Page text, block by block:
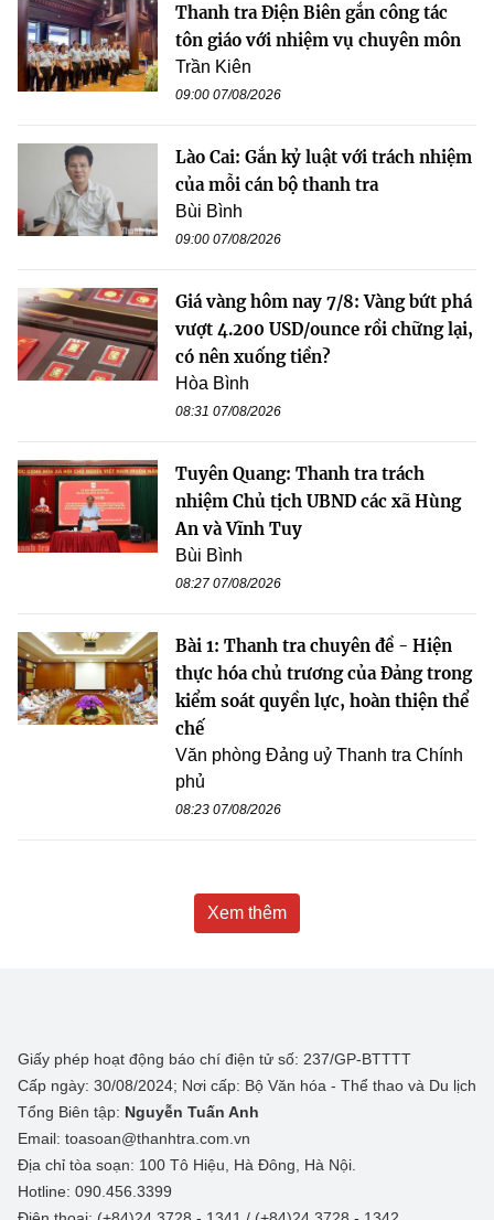
Thanh tra Điện Biên gắn công tác
tôn giáo với nhiệm vụ chuyên môn
Trần Kiên
09:00 07/08/2026
Lào Cai: Gắn kỷ luật với trách nhiệm
của mỗi cán bộ thanh tra
Bùi Bình
09:00 07/08/2026
Giá vàng hôm nay 7/8: Vàng bứt phá
vượt 4.200 USD/ounce rồi chững lại,
có nên xuống tiền?
Hòa Bình
08:31 07/08/2026
Tuyên Quang: Thanh tra trách
nhiệm Chủ tịch UBND các xã Hùng
An và Vĩnh Tuy
Bùi Bình
08:27 07/08/2026
Bài 1: Thanh tra chuyên đề - Hiện
thực hóa chủ trương của Đảng trong
kiểm soát quyền lực, hoàn thiện thể
chế
Văn phòng Đảng uỷ Thanh tra Chính
phủ
08:23 07/08/2026
Xem thêm
Giấy phép hoạt động báo chí điện tử số: 237/GP-BTTTT
Cấp ngày: 30/08/2024; Nơi cấp: Bộ Văn hóa - Thể thao và Du lịch
Tổng Biên tập: Nguyễn Tuấn Anh
Email: toasoan@thanhtra.com.vn
Địa chỉ tòa soạn: 100 Tô Hiệu, Hà Đông, Hà Nội.
Hotline: 090.456.3399